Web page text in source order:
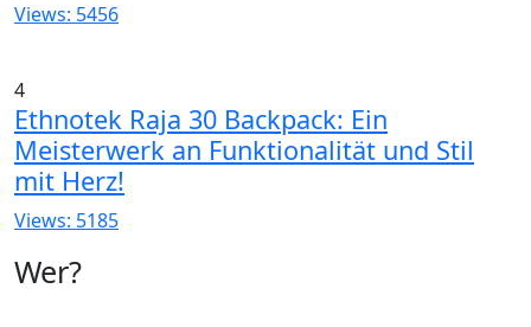
Views: 5456
4
Ethnotek Raja 30 Backpack: Ein
Meisterwerk an Funktionalität und Stil
mit Herz!
Views: 5185
Wer?